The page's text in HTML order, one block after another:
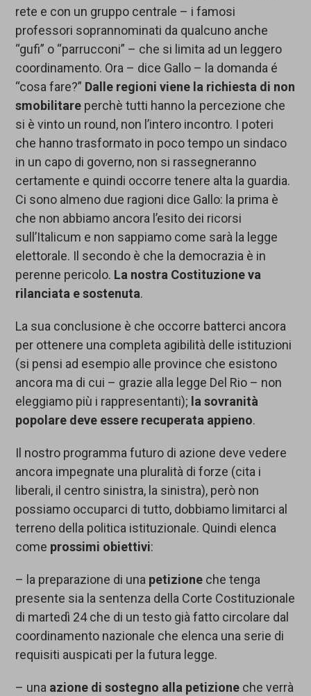
rete e con un gruppo centrale – i famosi
professori soprannominati da qualcuno anche
“gufi” o “parrucconi” – che si limita ad un leggero
coordinamento. Ora – dice Gallo – la domanda é
“cosa fare?” Dalle regioni viene la richiesta di non
smobilitare perchè tutti hanno la percezione che
si è vinto un round, non l’intero incontro. I poteri
che hanno trasformato in poco tempo un sindaco
in un capo di governo, non si rassegneranno
certamente e quindi occorre tenere alta la guardia.
Ci sono almeno due ragioni dice Gallo: la prima è
che non abbiamo ancora l’esito dei ricorsi
sull’Italicum e non sappiamo come sarà la legge
elettorale. Il secondo è che la democrazia è in
perenne pericolo. La nostra Costituzione va
rilanciata e sostenuta.
La sua conclusione è che occorre batterci ancora
per ottenere una completa agibilità delle istituzioni
(si pensi ad esempio alle province che esistono
ancora ma di cui – grazie alla legge Del Rio – non
eleggiamo più i rappresentanti); la sovranità
popolare deve essere recuperata appieno.
Il nostro programma futuro di azione deve vedere
ancora impegnate una pluralità di forze (cita i
liberali, il centro sinistra, la sinistra), però non
possiamo occuparci di tutto, dobbiamo limitarci al
terreno della politica istituzionale. Quindi elenca
come prossimi obiettivi:
– la preparazione di una petizione che tenga
presente sia la sentenza della Corte Costituzionale
di martedì 24 che di un testo già fatto circolare dal
coordinamento nazionale che elenca una serie di
requisiti auspicati per la futura legge.
– una azione di sostegno alla petizione che verrà